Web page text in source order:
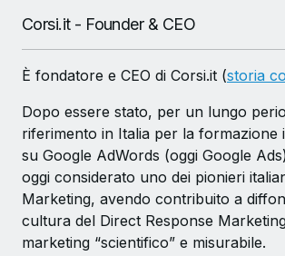
Corsi.it - Founder & CEO
È fondatore e CEO di Corsi.it (storia
Dopo essere stato, per un lungo
riferimento in Italia per la formazione
su Google AdWords (oggi Google
oggi considerato uno dei pionieri
Marketing, avendo contribuito a
cultura del Direct Response
marketing “scientifico” e misurabile.